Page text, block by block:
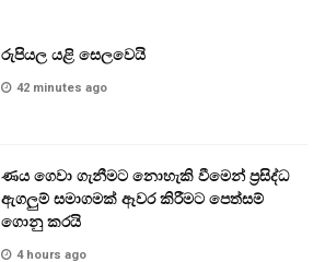
රුපියල යළි සෙලවෙයි
42 minutes ago
ණය ගෙවා ගැනීමට නොහැකි වීමෙන් ප්‍රසිද්ධ
ඇගලුම් සමාගමක් ඈවර කිරීමට පෙත්සම්
ගොනු කරයි
4 hours ago